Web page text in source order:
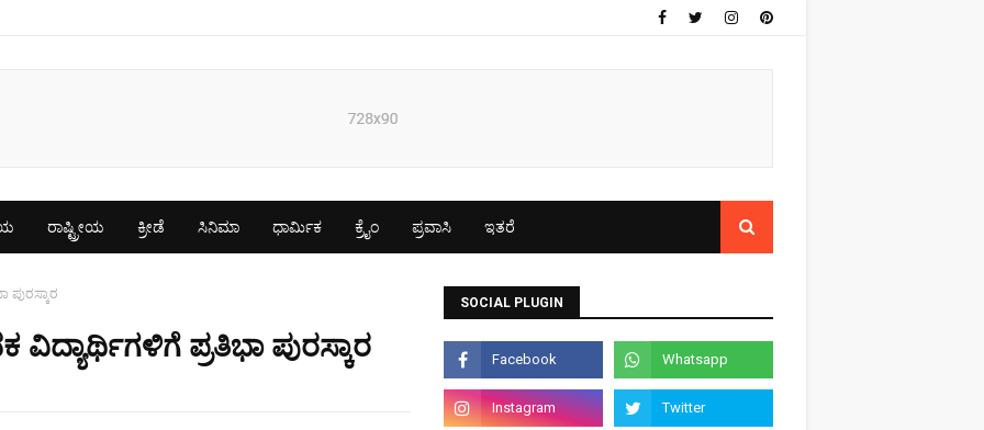
ರಾಷ್ಟ್ರೀಯ ಕ್ರೀಡೆ ಸಿನಿಮಾ ಧಾರ್ಮಿಕ ಕ್ರೈಂ ಪ್ರವಾಸಿ ಇತರೆ
ಪುರಸ್ಕಾರ
ಪ್ರತಿಭಾ ಪುರಸ್ಕಾರ
SOCIAL PLUGIN